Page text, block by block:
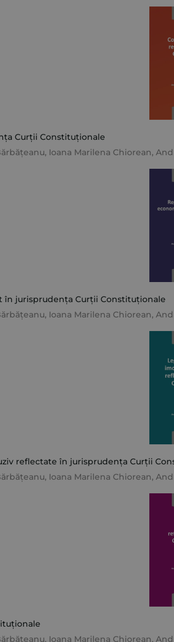
Curții Constituționale
, Ioana Marilena Chiorean,
jurisprudența Curții Constituționale
, Ioana Marilena Chiorean,
reflectate în jurisprudența Curții
, Ioana Marilena Chiorean,
, Ioana Marilena Chiorean,